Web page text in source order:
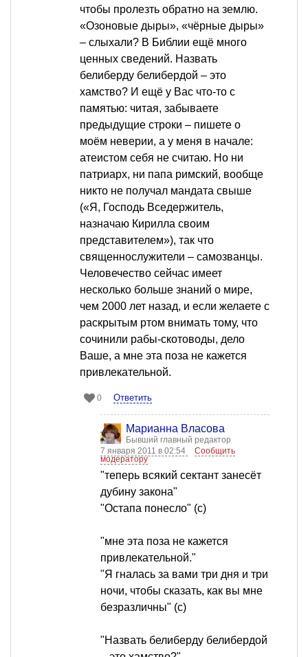
чтобы пролезть обратно на землю.
«Озоновые дыры», «чёрные дыры»
– слыхали? В Библии ещё много
ценных сведений. Назвать
белиберду белибердой – это
хамство? И ещё у Вас что-то с
памятью: читая, забываете
предыдущие строки – пишете о
моём неверии, а у меня в начале:
атеистом себя не считаю. Но ни
патриарх, ни папа римский, вообще
никто не получал мандата свыше
(«Я, Господь Вседержитель,
назначаю Кирилла своим
представителем»), так что
священнослужители – самозванцы.
Человечество сейчас имеет
несколько больше знаний о мире,
чем 2000 лет назад, и если желаете с
раскрытым ртом внимать тому, что
сочинили рабы-скотоводы, дело
Ваше, а мне эта поза не кажется
привлекательной.
0 Ответить
Марианна Власова
Бывший главный редактор
7 января 2011 в 02:54
Сообщить
модератору
"теперь всякий сектант занесёт
дубину закона"
"Остапа понесло" (с)
"мне эта поза не кажется
привлекательной."
"Я гналась за вами три дня и три
ночи, чтобы сказать, как вы мне
безразличны" (с)
"Назвать белиберду белибердой